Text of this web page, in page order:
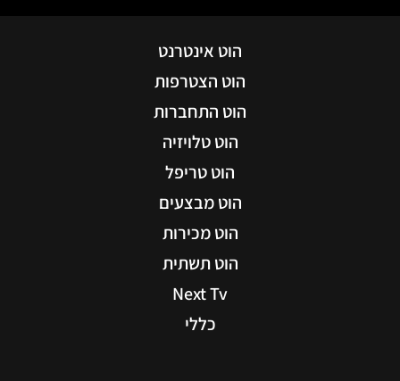
הוט אינטרנט
הוט הצטרפות
הוט התחברות
הוט טלויזיה
הוט טריפל
הוט מבצעים
הוט מכירות
הוט תשתית
Next Tv
כללי